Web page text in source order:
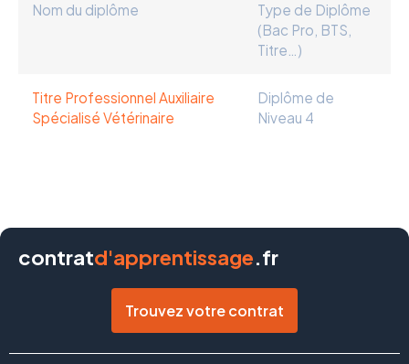
Nom du diplôme
Type de Diplôme
(Bac Pro, BTS,
Titre…)
Titre Professionnel Auxiliaire
Spécialisé Vétérinaire
Diplôme de
Niveau 4
contratd'apprentissage.fr
Trouvez votre contrat